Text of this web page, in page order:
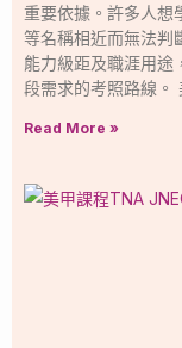
重要依據。許多人想
等名稱相近而無法判
能力級距及職涯用途
段需求的考照路線。
Read More »